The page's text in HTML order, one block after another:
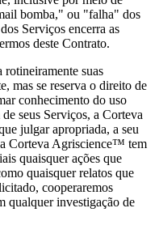
bomba," ou "falha" dos
Serviços encerra as
deste Contrato.
suas
mas se reserva o direito de
conhecimento do uso
seus Serviços, a Corteva
julgar apropriada, a seu
Corteva Agriscience™ tem
quaisquer ações que
quaisquer relatos que
cooperaremos
qualquer investigação de